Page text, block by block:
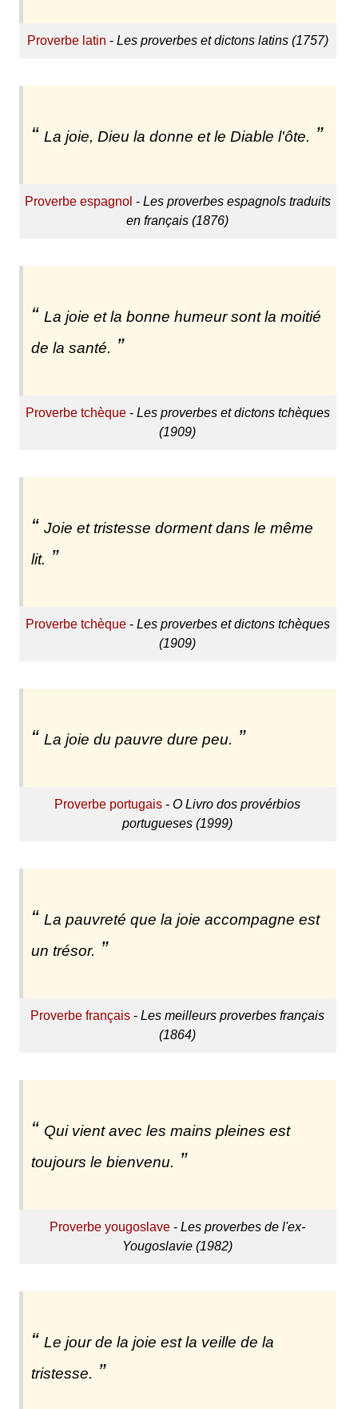
Proverbe latin - Les proverbes et dictons latins (1757)
La joie, Dieu la donne et le Diable l'ôte.
Proverbe espagnol - Les proverbes espagnols traduits
en français (1876)
La joie et la bonne humeur sont la moitié
de la santé.
Proverbe tchèque- Les proverbes et dictons tchèques
(1909)
Joie et tristesse dorment dans le même
lit.
Proverbe tchèque- Les proverbes et dictons tchèques
(1909)
La joie du pauvre dure peu.
Proverbe portugais -O Livro dos provérbios
portugueses (1999)
La pauvreté que la joie accompagne est
un trésor.
Proverbe français -Les meilleurs proverbes français
(1864)
Qui vient avec les mains pleines est
toujours le bienvenu.
Proverbe yougoslave -Les proverbes de l'ex-
Yougoslavie (1982)
Le jour de la joie est la veille de la
tristesse.